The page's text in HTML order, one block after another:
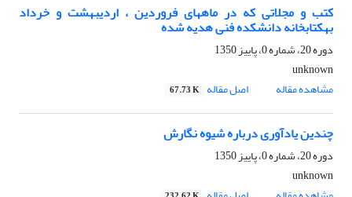
کتب و مجلاتی که در ماههای فروردین ، اردیبهشت و خرداد
بهکتابخانه دانشکده فنی هدیه شده
دوره 20، شماره 0، پاییز 1350
unknown
مشاهده مقاله
اصل مقاله 67.73 K
چندین یادآوری درباره شیوه نگارش
دوره 20، شماره 0، پاییز 1350
unknown